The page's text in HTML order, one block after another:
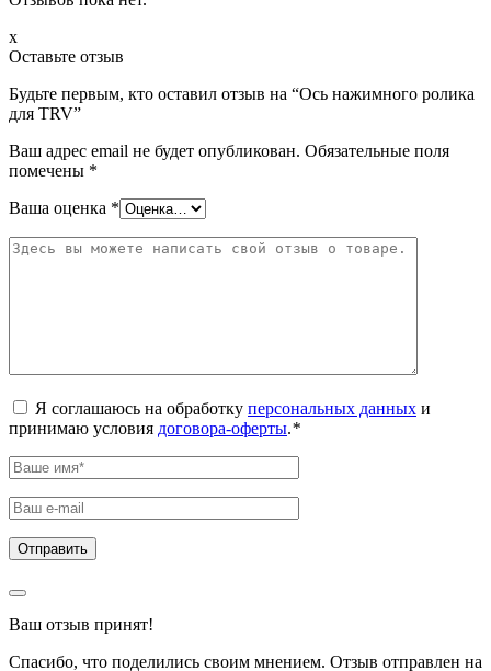
x
Оставьте отзыв
Будьте первым, кто оставил отзыв на “Ось нажимного ролика
для TRV”
Ваш адрес email не будет опубликован. Обязательные поля
помечены *
Ваша оценка *
Я соглашаюсь на обработку персональных данных и
принимаю условия договора-оферты.*
Ваш отзыв принят!
Спасибо, что поделились своим мнением. Отзыв отправлен на